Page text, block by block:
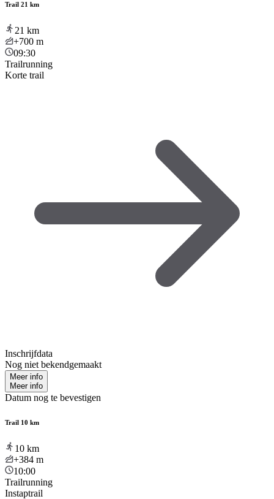
Trail 21 km
21 km
+700 m
09:30
Trailrunning
Korte trail
Inschrijfdata
Nog niet bekendgemaakt
Meer info
Meer info
Datum nog te bevestigen
Trail 10 km
10 km
+384 m
10:00
Trailrunning
Instaptrail